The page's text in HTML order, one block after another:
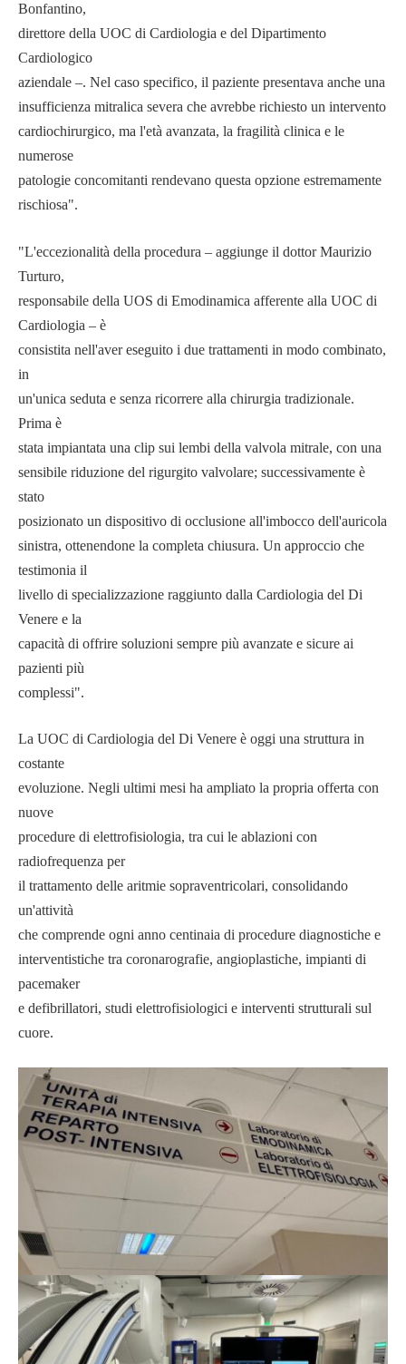
Bonfantino,
direttore della UOC di Cardiologia e del Dipartimento
Cardiologico
aziendale –. Nel caso specifico, il paziente presentava anche una
insufficienza mitralica severa che avrebbe richiesto un intervento
cardiochirurgico, ma l'età avanzata, la fragilità clinica e le
numerose
patologie concomitanti rendevano questa opzione estremamente
rischiosa".
"L'eccezionalità della procedura – aggiunge il dottor Maurizio
Turturo,
responsabile della UOS di Emodinamica afferente alla UOC di
Cardiologia – è
consistita nell'aver eseguito i due trattamenti in modo combinato,
in
un'unica seduta e senza ricorrere alla chirurgia tradizionale.
Prima è
stata impiantata una clip sui lembi della valvola mitrale, con una
sensibile riduzione del rigurgito valvolare; successivamente è
stato
posizionato un dispositivo di occlusione all'imbocco dell'auricola
sinistra, ottenendone la completa chiusura. Un approccio che
testimonia il
livello di specializzazione raggiunto dalla Cardiologia del Di
Venere e la
capacità di offrire soluzioni sempre più avanzate e sicure ai
pazienti più
complessi".
La UOC di Cardiologia del Di Venere è oggi una struttura in
costante
evoluzione. Negli ultimi mesi ha ampliato la propria offerta con
nuove
procedure di elettrofisiologia, tra cui le ablazioni con
radiofrequenza per
il trattamento delle aritmie sopraventricolari, consolidando
un'attività
che comprende ogni anno centinaia di procedure diagnostiche e
interventistiche tra coronarografie, angioplastiche, impianti di
pacemaker
e defibrillatori, studi elettrofisiologici e interventi strutturali sul
cuore.